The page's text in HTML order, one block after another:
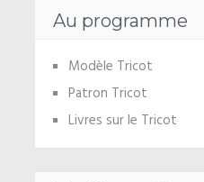
Au programme
Modèle Tricot
Patron Tricot
Livres sur le Tricot